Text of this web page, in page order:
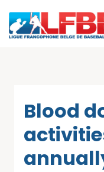
Blood